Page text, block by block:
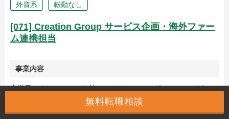
外資系 転勤なし
[071] Creation Group サービス企画・海外ファー
ム連携担当
事業内容
全世界にネットワークを持つコンサルティングファーム。グルー
プ内の主要事業法人のコーポレート機能、管理業務を担っていま
す。管理業務の更なる集約を通じた業務品質及び生産性の向上、
無料転職相談